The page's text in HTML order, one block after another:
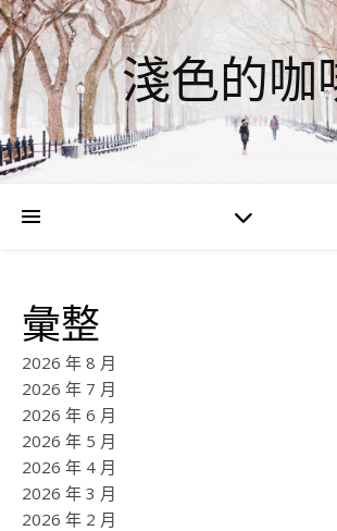
淺色的咖
彙整
2026 年 8 月
2026 年 7 月
2026 年 6 月
2026 年 5 月
2026 年 4 月
2026 年 3 月
2026 年 2 月